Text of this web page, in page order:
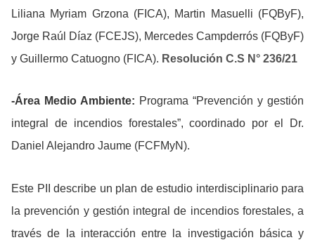
Liliana Myriam Grzona (FICA), Martin Masuelli (FQByF),
Jorge Raúl Díaz (FCEJS), Mercedes Campderrós (FQByF)
y Guillermo Catuogno (FICA). Resolución C.S N° 236/21
-Área Medio Ambiente: Programa “Prevención y gestión
integral de incendios forestales”, coordinado por el Dr.
Daniel Alejandro Jaume (FCFMyN).
Este PII describe un plan de estudio interdisciplinario para
la prevención y gestión integral de incendios forestales, a
través de la interacción entre la investigación básica y